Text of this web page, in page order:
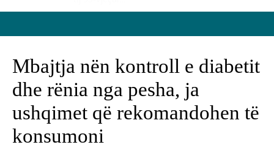
Mbajtja nën kontroll e diabetit
dhe rënia nga pesha, ja
ushqimet që rekomandohen të
konsumoni